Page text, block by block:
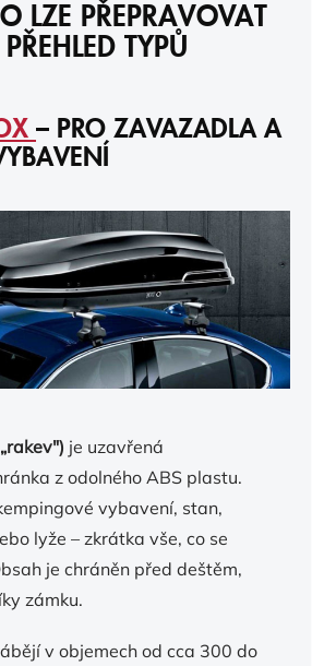
LZE PŘEPRAVOVAT
TYPŮ
– PRO ZAVAZADLA A
je uzavřená
z odolného ABS plastu.
vybavení, stan,
lyže – zkrátka vše, co se
je chráněn před deštěm,
zámku.
v objemech od cca 300 do